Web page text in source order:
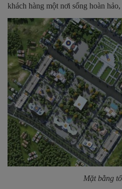
khách hàng một nơi sống hoàn
Mặt bằng